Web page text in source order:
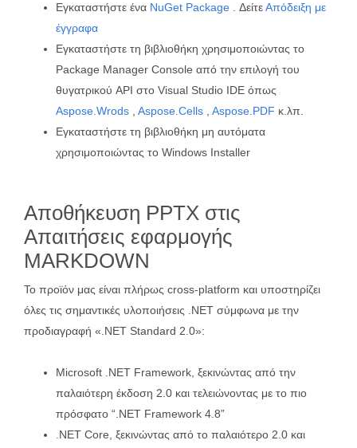
Εγκαταστήστε ένα NuGet Package . ΔείτεΑπόδειξη με
έγγραφα
Εγκαταστήστε τη βιβλιοθήκη χρησιμοποιώντας το
Package Manager Console από την επιλογή του
θυγατρικού API στο Visual Studio IDE όπως
Aspose.Wrods
Aspose.Cells Aspose.PDF κ.λπ.
Εγκαταστήστε τη βιβλιοθήκη μη αυτόματα
χρησιμοποιώντας το Windows Installer
Αποθήκευση PPTX στις
Απαιτήσεις εφαρμογής
MARKDOWN
Το προϊόν μας είναι πλήρως cross-platform και υποστηρίζει
όλες τις σημαντικές υλοποιήσεις .NET σύμφωνα με την
προδιαγραφή «.NET Standard 2.0»:
Microsoft .NET Framework, ξεκινώντας από την
παλαιότερη έκδοση 2.0 και τελειώνοντας με το πιο
πρόσφατο “.NET Framework 4.8”
.NET Core, ξεκινώντας από το παλαιότερο 2.0 και